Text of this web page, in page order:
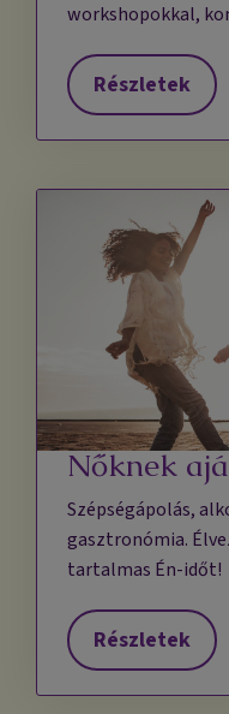
workshopokkal,
Részletek
Nőknek
Szépségápolás,
gasztronómia.
tartalmas Én-időt!
Részletek